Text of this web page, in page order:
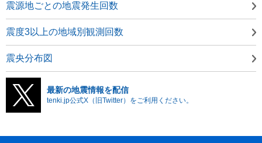
震源地ごとの地震発生回数
震度3以上の地域別観測回数
震央分布図
最新の地震情報を配信
tenki.jp公式X（旧Twitter）をご利用ください。